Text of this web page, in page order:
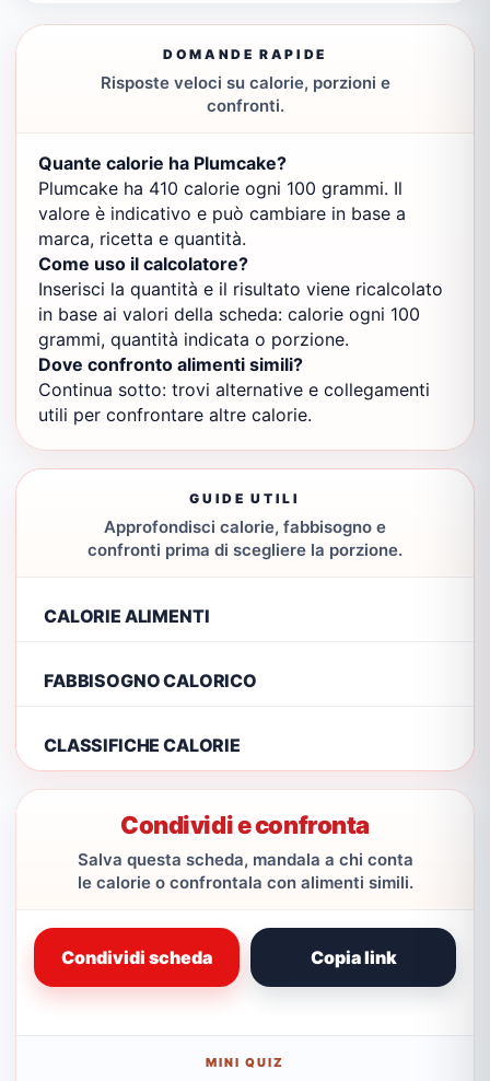
DOMANDE RAPIDE
Risposte veloci su calorie, porzioni e
confronti.
Quante calorie ha Plumcake?
Plumcake ha 410 calorie ogni 100 grammi. Il
valore è indicativo e può cambiare in base a
marca, ricetta e quantità.
Come uso il calcolatore?
Inserisci la quantità e il risultato viene ricalcolato
in base ai valori della scheda: calorie ogni 100
grammi, quantità indicata o porzione.
Dove confronto alimenti simili?
Continua sotto: trovi alternative e collegamenti
utili per confrontare altre calorie.
GUIDE UTILI
Approfondisci calorie, fabbisogno e
confronti prima di scegliere la porzione.
CALORIE ALIMENTI
FABBISOGNO CALORICO
CLASSIFICHE CALORIE
Condividi e confronta
Salva questa scheda, mandala a chi conta
le calorie o confrontala con alimenti simili.
Condividi scheda Copia link
MINI QUIZ